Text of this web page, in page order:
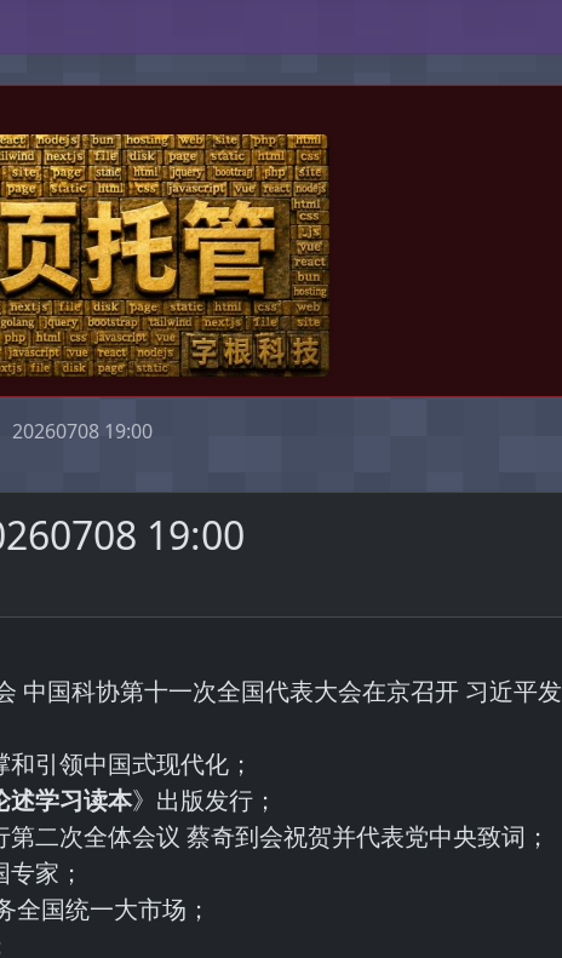
20260708 19:00
19:00
中国科协第十一次全国代表大会在京召开 习近平发
引领中国式现代化；
述学习读本》出版发行；
二次全体会议 蔡奇到会祝贺并代表党中央致词；
家；
全国统一大市场；